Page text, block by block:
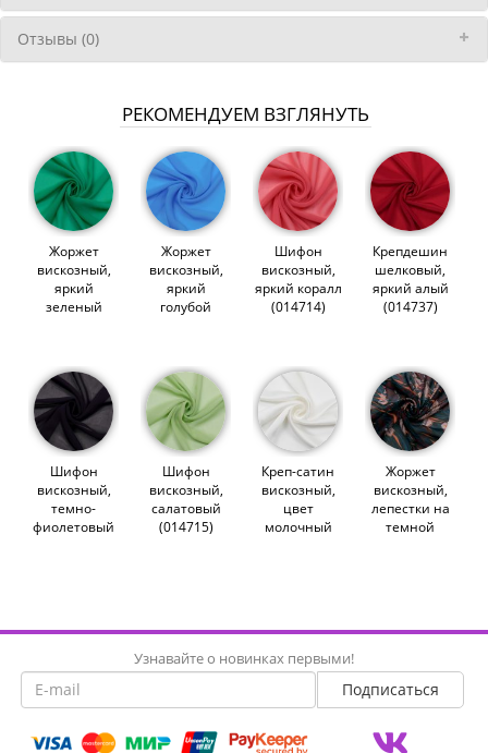
Отзывы (0)
РЕКОМЕНДУЕМ ВЗГЛЯНУТЬ
Жоржет
вискозный,
яркий
зеленый
Жоржет
вискозный,
яркий
голубой
Шифон
вискозный,
яркий коралл
(014714)
Крепдешин
шелковый,
яркий алый
(014737)
Шифон
вискозный,
темно-
фиолетовый
Шифон
вискозный,
салатовый
(014715)
Креп-сатин
вискозный,
цвет
молочный
Жоржет
вискозный,
лепестки на
темной
Узнавайте о новинках первыми!